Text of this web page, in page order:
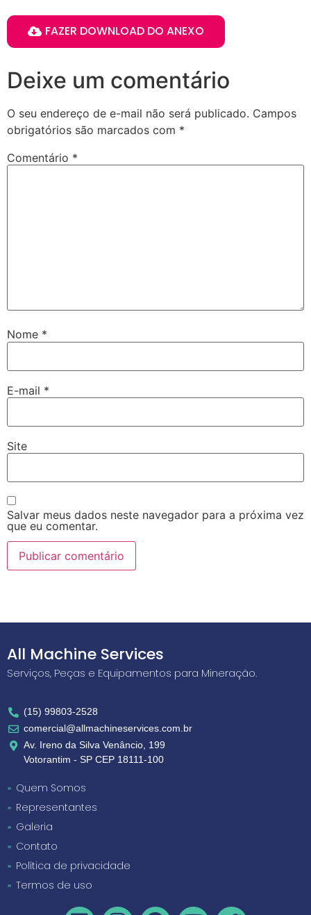
FAZER DOWNLOAD DO ANEXO
Deixe um comentário
O seu endereço de e-mail não será publicado. Campos
obrigatórios são marcados com *
Comentário *
Nome *
E-mail *
Site
Salvar meus dados neste navegador para a próxima vez
que eu comentar.
All Machine Services
Serviços, Peças e Equipamentos para Mineração.
(15) 99803-2528
comercial@allmachineservices.com.br
Av. Ireno da Silva Venâncio, 199
Votorantim - SP CEP 18111-100
Quem Somos
Representantes
Galeria
Contato
Política de privacidade
Termos de uso